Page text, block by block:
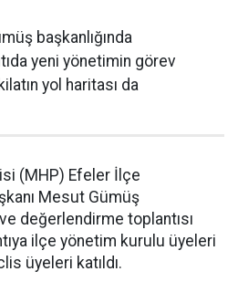
başkanlığında
yeni yönetimin görev
yol haritası da
(MHP) Efeler İlçe
Mesut Gümüş
değerlendirme toplantısı
ilçe yönetim kurulu üyeleri
üyeleri katıldı.